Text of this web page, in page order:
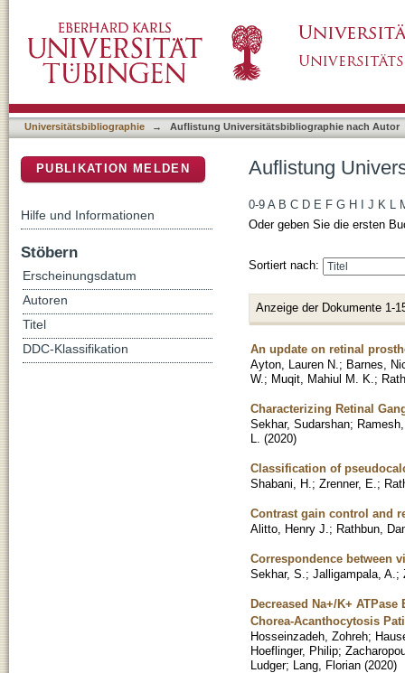
Universitätsbibliographie → Auflistung Universitätsbibliographie nach Autor
Auflistung
0-9 A B C D E F G H J K L
Oder geben Sie die ersten
Sortiert nach:
Anzeige der Dokumente 1-
An update on retinal
Ayton, Lauren N. ; Barnes,
W. ; Muqit, Mahiul M. K. ;
Characterizing Retinal
Sekhar, Sudarshan;
L.
(2020)
Classification of
Shabani, H. ; Zrenner, E. ;
Contrast gain control and
Alitto, Henry J. ; Rathbun,
Correspondence between
Sekhar, S. ; Jalligampala, A. ;
Decreased Na+/K+
Chorea-Acanthocytosis
Hosseinzadeh, Zohreh;
Hoeflinger, Philip;
Ludger; Lang, Florian (2020)
PUBLIKATION MELDEN
Hilfe und Informationen
Stöbern
Erscheinungsdatum
Autoren
Titel
DDC-Klassifikation